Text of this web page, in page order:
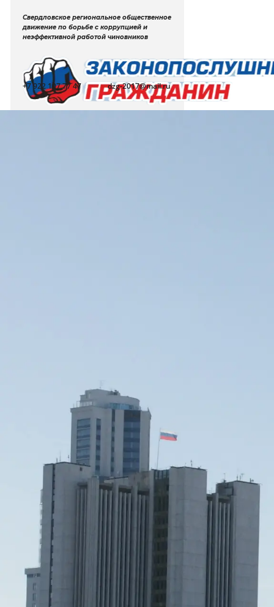
Свердловское региональное общественное
движение по борьбе с коррупцией и
неэффективной работой чиновников
+7 922 107 77 47 dzg-2017@mail.ru